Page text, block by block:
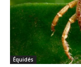
Équidés